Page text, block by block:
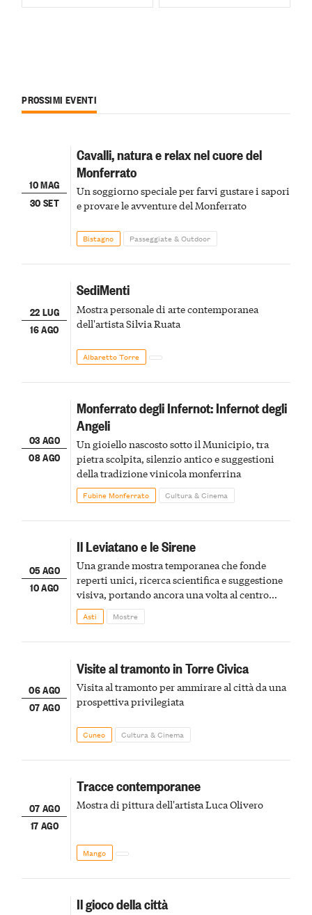
PROSSIMI EVENTI
10 MAG
30 SET
Cavalli, natura e relax nel cuore del
Monferrato
Un soggiorno speciale per farvi gustare i sapori
e provare le avventure del Monferrato
Bistagno Passeggiate & Outdoor
22 LUG
16 AGO
SediMenti
Mostra personale di arte contemporanea
dell'artista Silvia Ruata
Albaretto Torre
03 AGO
08 AGO
Monferrato degli Infernot: Infernot degli
Angeli
Un gioiello nascosto sotto il Municipio, tra
pietra scolpita, silenzio antico e suggestioni
della tradizione vinicola monferrina
Fubine Monferrato Cultura & Cinema
05 AGO
10 AGO
Il Leviatano e le Sirene
Una grande mostra temporanea che fonde
reperti unici, ricerca scientifica e suggestione
visiva, portando ancora una volta al centro
della scena le meraviglie del passato astigiano
Asti Mostre
06 AGO
07 AGO
Visite al tramonto in Torre Civica
Visita al tramonto per ammirare al città da una
prospettiva privilegiata
Cuneo Cultura & Cinema
07 AGO
17 AGO
Tracce contemporanee
Mostra di pittura dell'artista Luca Olivero
Mango
Il gioco della città